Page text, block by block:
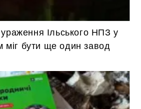
Ільського НПЗ у
міг бути ще один завод